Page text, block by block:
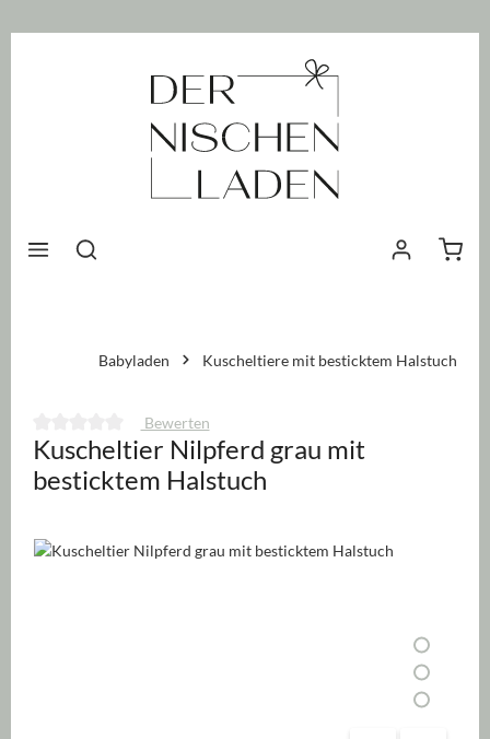
Babyladen Kuscheltiere mit besticktem Halstuch
Durchschnittliche Bewertung von 0 von 5 Sternen
Bewerten
Kuscheltier Nilpferd grau mit
besticktem Halstuch
Bildergalerie überspringen